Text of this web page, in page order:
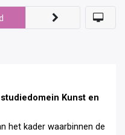
Kunst en
het kader waarbinnen de